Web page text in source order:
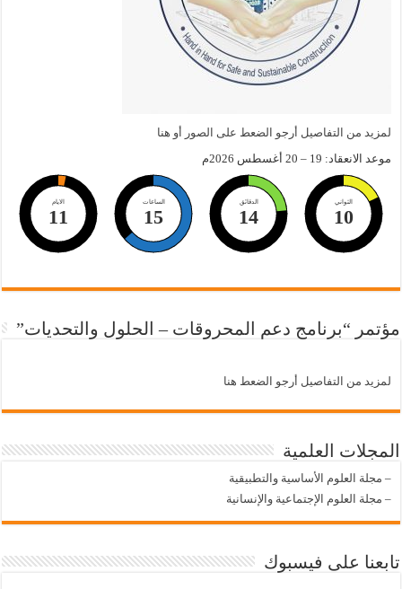
لمزيد من التفاصيل أرجو الضعط على الصور أو هنا
موعد الانعقاد: 19 – 20 أغسطس 2026م
الايام
11
الساعات
15
الدقائق
14
الثواني
10
مؤتمر “برنامج دعم المحروقات – الحلول والتحديات”
لمزيد من التفاصيل أرجو الضعط هنا
المجلات العلمية
– مجلة العلوم الأساسية والتطبيقية
– مجلة العلوم الإجتماعية والإنسانية
تابعنا على فيسبوك